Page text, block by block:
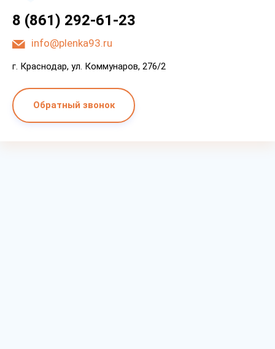
8 (861) 292-61-23
info@plenka93.ru
г. Краснодар, ул. Коммунаров, 276/2
Обратный звонок